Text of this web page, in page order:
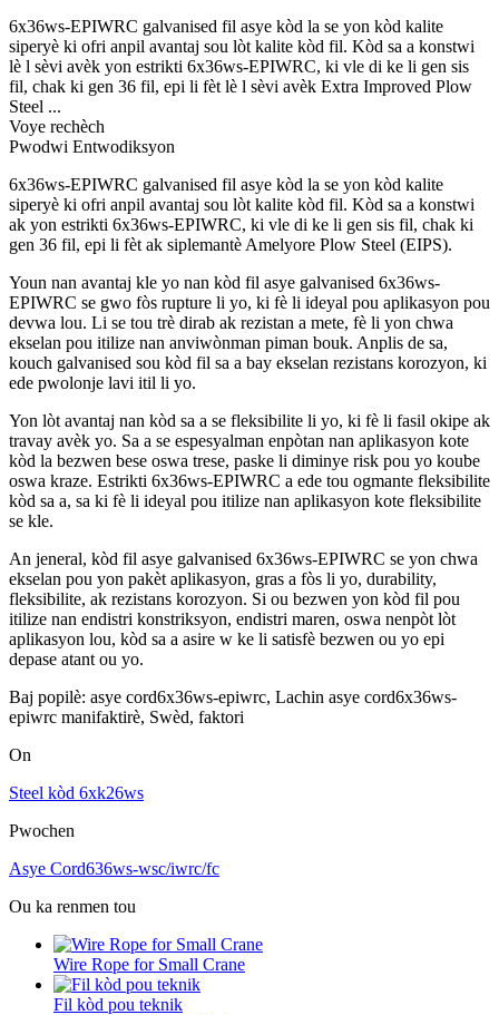
6x36ws-EPIWRC galvanised fil asye kòd la se yon kòd kalite
siperyè ki ofri anpil avantaj sou lòt kalite kòd fil. Kòd sa a konstwi
lè l sèvi avèk yon estrikti 6x36ws-EPIWRC, ki vle di ke li gen sis
fil, chak ki gen 36 fil, epi li fèt lè l sèvi avèk Extra Improved Plow
Steel ...
Voye rechèch
Pwodwi Entwodiksyon
6x36ws-EPIWRC galvanised fil asye kòd la se yon kòd kalite
siperyè ki ofri anpil avantaj sou lòt kalite kòd fil. Kòd sa a konstwi
ak yon estrikti 6x36ws-EPIWRC, ki vle di ke li gen sis fil, chak ki
gen 36 fil, epi li fèt ak siplemantè Amelyore Plow Steel (EIPS).
Youn nan avantaj kle yo nan kòd fil asye galvanised 6x36ws-
EPIWRC se gwo fòs rupture li yo, ki fè li ideyal pou aplikasyon pou
devwa lou. Li se tou trè dirab ak rezistan a mete, fè li yon chwa
ekselan pou itilize nan anviwònman piman bouk. Anplis de sa,
kouch galvanised sou kòd fil sa a bay ekselan rezistans korozyon, ki
ede pwolonje lavi itil li yo.
Yon lòt avantaj nan kòd sa a se fleksibilite li yo, ki fè li fasil okipe ak
travay avèk yo. Sa a se espesyalman enpòtan nan aplikasyon kote
kòd la bezwen bese oswa trese, paske li diminye risk pou yo koube
oswa kraze. Estrikti 6x36ws-EPIWRC a ede tou ogmante fleksibilite
kòd sa a, sa ki fè li ideyal pou itilize nan aplikasyon kote fleksibilite
se kle.
An jeneral, kòd fil asye galvanised 6x36ws-EPIWRC se yon chwa
ekselan pou yon pakèt aplikasyon, gras a fòs li yo, durability,
fleksibilite, ak rezistans korozyon. Si ou bezwen yon kòd fil pou
itilize nan endistri konstriksyon, endistri maren, oswa nenpòt lòt
aplikasyon lou, kòd sa a asire w ke li satisfè bezwen ou yo epi
depase atant ou yo.
Baj popilè: asye cord6x36ws-epiwrc, Lachin asye cord6x36ws-
epiwrc manifaktirè, Swèd, faktori
On
Steel kòd 6xk26ws
Pwochen
Asye Cord636ws-wsc/iwrc/fc
Ou ka renmen tou
Wire Rope for Small Crane
Fil kòd pou teknik